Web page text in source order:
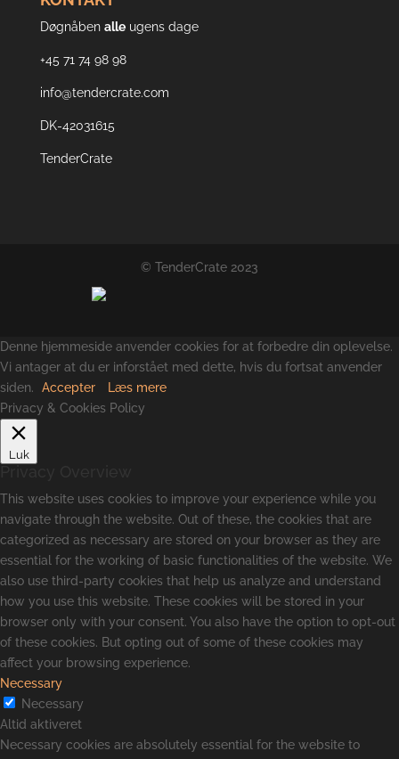
Døgnåben alleugens dage
+45 71 74 98 98
info@tendercrate.com
DK-42031615
TenderCrate
© TenderCrate 2023
Denne hjemmeside anvender cookies for at forbedre din oplevelse.
Vi antager at du er inforstået med dette, hvis du fortsat anvender
siden.
Accepter
Læs mere
Privacy & Cookies Policy
Luk
This website uses cookies to improve your experience while you
navigate through the website. Out of these, the cookies that are
categorized as necessary are stored on your browser as they are
essential for the working of basic functionalities of the website. We
also use third-party cookies that help us analyze and understand
how you use this website. These cookies will be stored in your
browser only with your consent. You also have the option to opt-out
of these cookies. But opting out of some of these cookies may
affect your browsing experience.
Necessary
Necessary
Altid aktiveret
Necessary cookies are absolutely essential for the website to